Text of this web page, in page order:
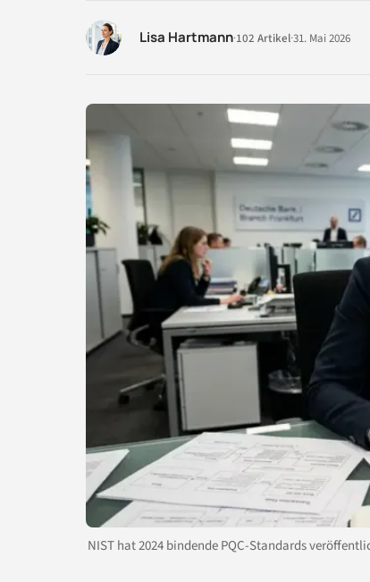
Lisa Hartmann·102 Artikel·31. Mai 2026
NIST hat 2024 bindende PQC-Standards